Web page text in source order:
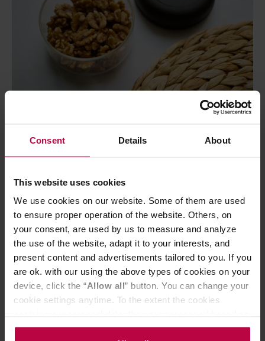
Consent Details About
This website uses cookies
We use cookies on our website. Some of them are used
to ensure proper operation of the website. Others, on
your consent, are used by us to measure and analyze
the use of the website, adapt it to your interests, and
present content and advertisements tailored to you. If you
are ok. with our using the above types of cookies on your
device, click the “Allow all” button. You can change your
cookie settings anytime. To the extent the cookies
the controller’s (namely, ALL GOOD S.A., ul.
Jakie są minusy?
zatkania małych otworów na dnie pokrywy.
Nie można go myć w zmywarce. Zważywszy na fakt, że
nie trzeba go myć codziennie nie jest to aż tak
uciążliwe.
Pojemnik myje się łatwo, ale z wieczkiem należy
postępować ostrożnie. Nie można go myć pod bieżącą
wodą i trzeba uważać, by woda w żaden sposób nie
dostała się do próżniowej pompy. Pewnie nie jest to